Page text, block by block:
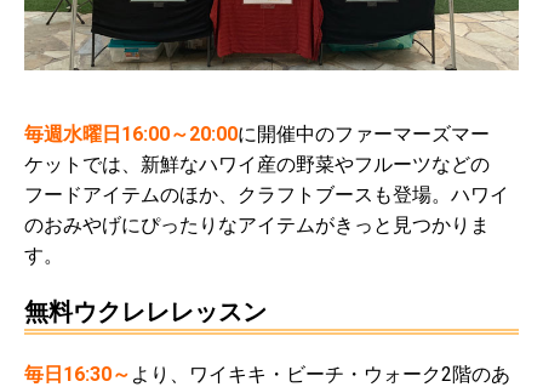
毎週水曜日16:00～20:00に開催中のファーマーズマー
ケットでは、新鮮なハワイ産の野菜やフルーツなどの
フードアイテムのほか、クラフトブースも登場。ハワイ
のおみやげにぴったりなアイテムがきっと見つかりま
す。
無料ウクレレレッスン
毎日16:30～ より、ワイキキ・ビーチ・ウォーク2階のあ